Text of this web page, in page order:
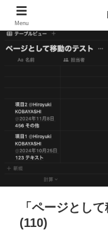
「ページとし
(110)
Menu